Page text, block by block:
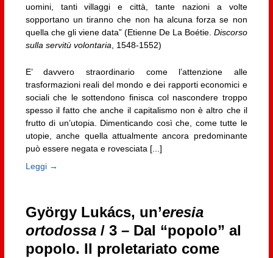
uomini, tanti villaggi e città, tante nazioni a volte
sopportano un tiranno che non ha alcuna forza se non
quella che gli viene data” (Etienne De La Boétie. Discorso
sulla servitù volontaria, 1548-1552)
E’ davvero straordinario come l’attenzione alle
trasformazioni reali del mondo e dei rapporti economici e
sociali che le sottendono finisca col nascondere troppo
spesso il fatto che anche il capitalismo non è altro che il
frutto di un’utopia. Dimenticando così che, come tutte le
utopie, anche quella attualmente ancora predominante
può essere negata e rovesciata [...]
Leggi →
György Lukács, un’eresia
ortodossa/ 3 – Dal “popolo” al
popolo. Il proletariato come